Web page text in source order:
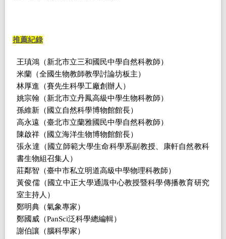
推薦紀錄
王瑱鴻（新北市立三和國民中學自然科教師）
米蘭（全國生物教師教學討論坊板主）
林厚進（賽先生科學工廠創辦人）
姚宗翰（新北市立丹鳳高級中學生物科教師）
孫維新（國立自然科學博物館館長）
高永遠（臺北市立蘭雅國民中學自然科教師）
陳啟祥（國立海洋生物博物館館長）
張永達（國立師範大學生命科學系副教授、康軒自然教科
書生物組召集人）
莊鄰智（臺中市私立明道高級中學物理科教師）
黃俊儒（國立中正大學通識中心教授暨科學傳播教育研究
室主持人）
鄭明典（氣象專家）
鄭國威（PanSci泛科學總編輯）
謝伯讓（腦科學家）